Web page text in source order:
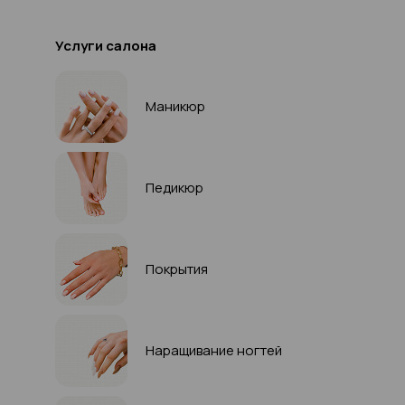
Услуги салона
Маникюр
Педикюр
Покрытия
Наращивание ногтей